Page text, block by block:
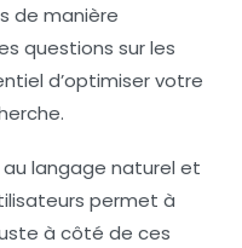
de manière
questions sur les
d’optimiser votre
langage naturel et
permet à
à côté de ces